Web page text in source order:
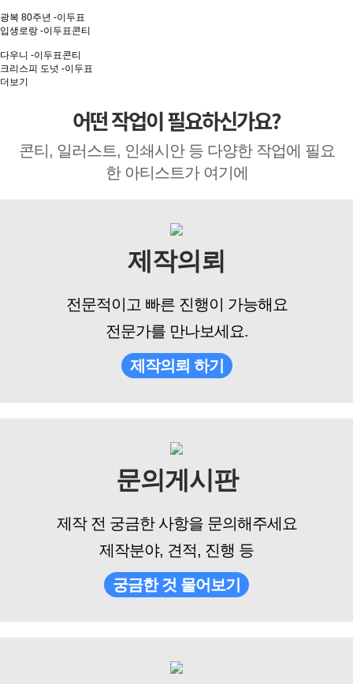
광복 80주년 -이두표
입생로랑 -이두표콘티
다우니 -이두표콘티
크리스피 도넛 -이두표
더보기
어떤 작업이 필요하신가요?
콘티, 일러스트, 인쇄시안 등 다양한 작업에 필요
한 아티스트가 여기에
제작의뢰
전문적이고 빠른 진행이 가능해요
전문가를 만나보세요.
제작의뢰 하기
문의게시판
제작 전 궁금한 사항을 문의해주세요
제작분야, 견적, 진행 등
궁금한 것 물어보기